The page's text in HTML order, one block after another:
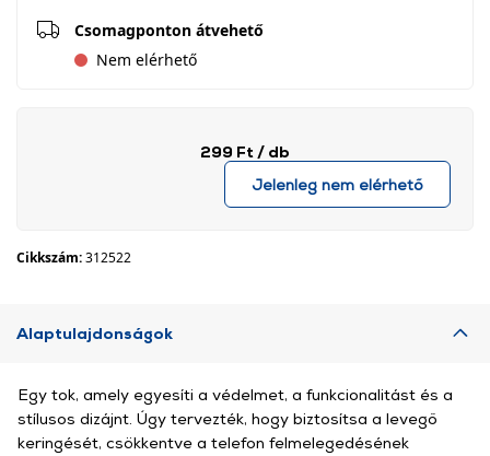
Csomagponton átvehető
Nem elérhető
299 Ft / db
Jelenleg nem elérhető
Cikkszám:312522
Alaptulajdonságok
Egy tok, amely egyesíti a védelmet, a funkcionalitást és a
stílusos dizájnt. Úgy tervezték, hogy biztosítsa a levegő
keringését, csökkentve a telefon felmelegedésének